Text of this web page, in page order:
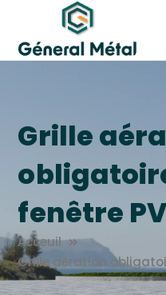
Grille
fenêtre
Acceuil
Grille aération